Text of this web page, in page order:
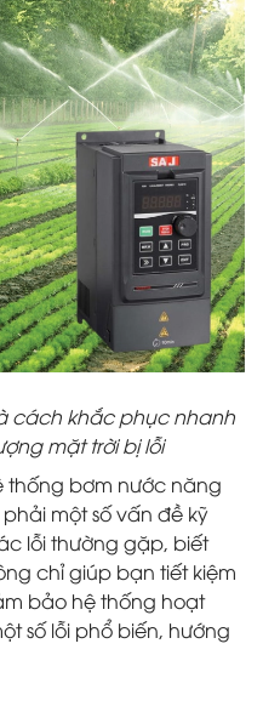
cách khắc phục nhanh
mặt trời bị lỗi
thống bơm nước năng
một số vấn đề kỹ
lỗi thường gặp, biết
chỉ giúp bạn tiết kiệm
bảo hệ thống hoạt
số lỗi phổ biến, hướng